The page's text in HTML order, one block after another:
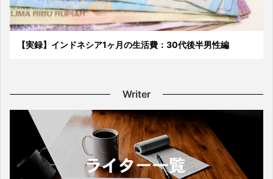
【実録】インドネシア1ヶ月の生活費：30代後半男性編
Writer